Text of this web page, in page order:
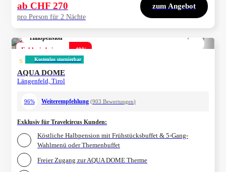
ab CHF 270
pro Person für 2 Nächte
zum Angebot
Halbpension
Exklusiv bei uns
-40%
s Kostenlos stornierbar
AQUA DOME
Längenfeld, Tirol
96% Weiterempfehlung (903 Bewertungen)
Exklusiv für Travelcircus Kunden:
Köstliche Halbpension mit Frühstücksbuffet & 5-Gang-
Wahlmenü oder Themenbuffet
Freier Zugang zur AQUA DOME Therme